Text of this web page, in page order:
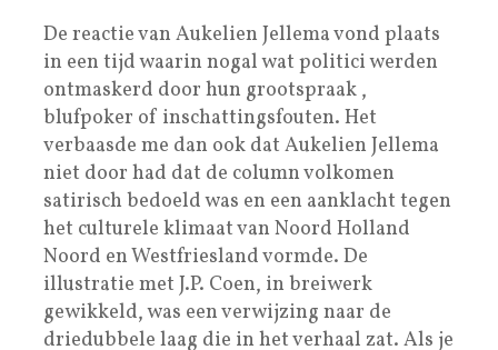
De reactie van Aukelien Jellema vond plaats
in een tijd waarin nogal wat politici werden
ontmaskerd door hun grootspraak ,
blufpoker of inschattingsfouten. Het
verbaasde me dan ook dat Aukelien Jellema
niet door had dat de column volkomen
satirisch bedoeld was en een aanklacht tegen
het culturele klimaat van Noord Holland
Noord en Westfriesland vormde. De
illustratie met J.P. Coen, in breiwerk
gewikkeld, was een verwijzing naar de
driedubbele laag die in het verhaal zat. Als je